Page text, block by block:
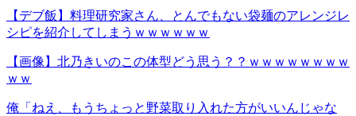
【デブ飯】料理研究家さん、とんでもない袋麺のアレンジレ
シピを紹介してしまうｗｗｗｗｗｗ
【画像】北乃きいのこの体型どう思う？？ｗｗｗｗｗｗｗｗ
ｗｗ
俺「ねえ、もうちょっと野菜取り入れた方がいいんじゃな